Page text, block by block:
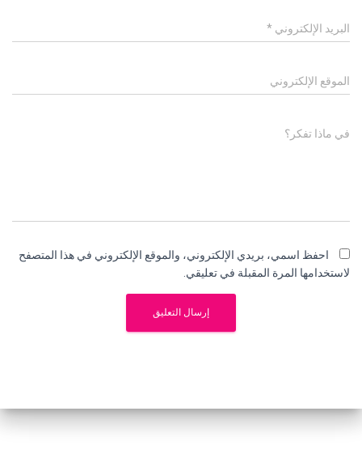
البريد الإلكتروني *
الموقع الإلكتروني
في ماذا تفكر؟
احفظ اسمي، بريدي الإلكتروني، والموقع الإلكتروني في هذا المتصفح
لاستخدامها المرة المقبلة في تعليقي.